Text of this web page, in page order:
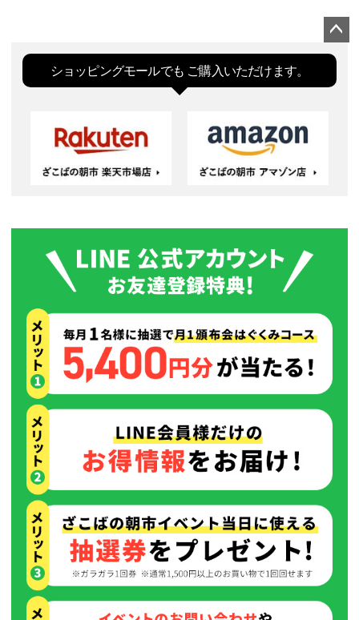
ペー
ップ
ショッピングモールでも ご購入いただけます。